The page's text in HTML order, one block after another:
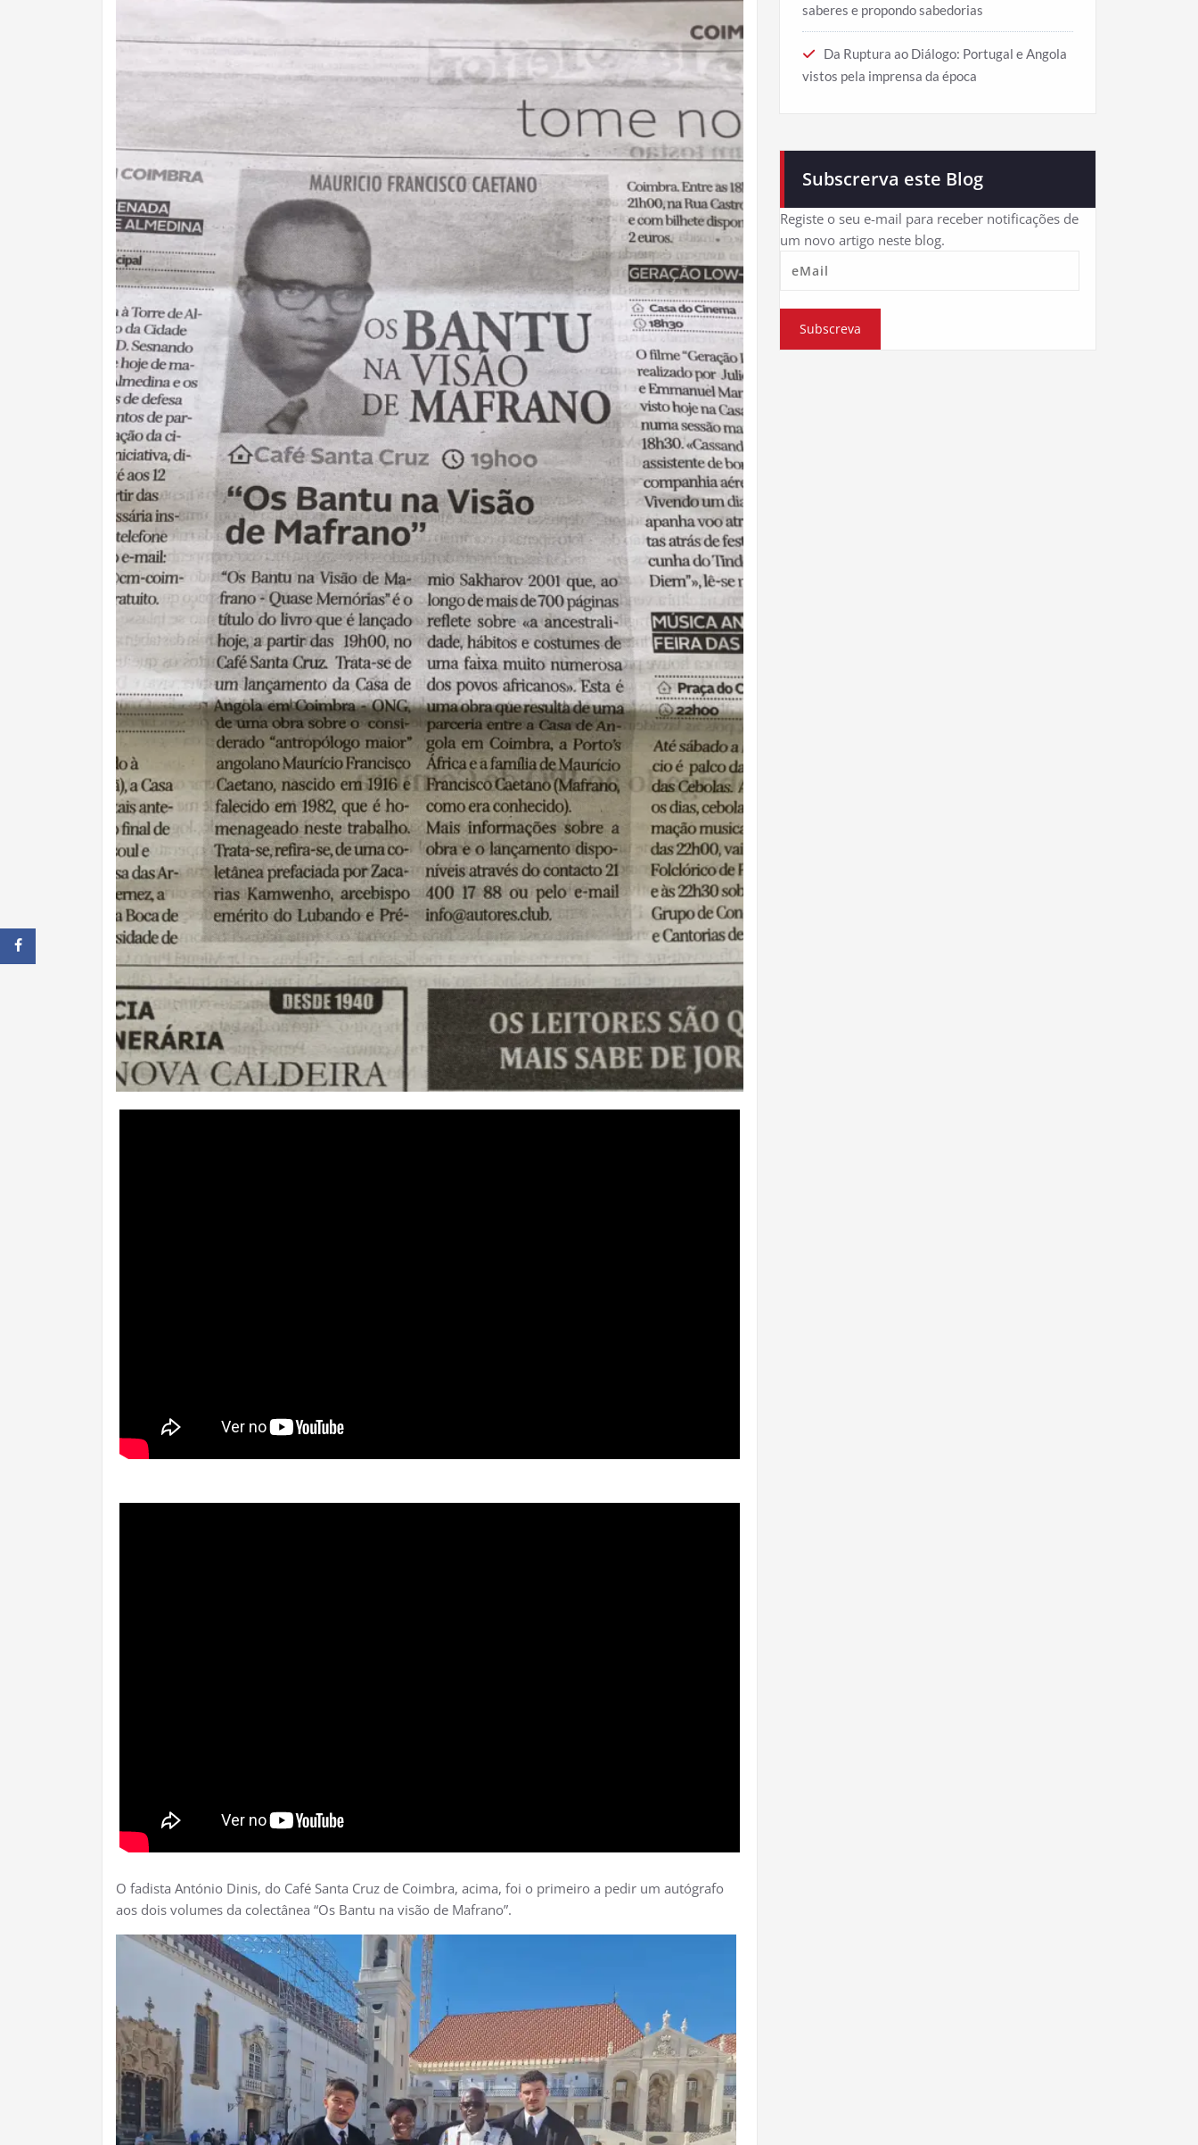
O fadista António Dinis, do Café Santa Cruz de Coimbra, acima, foi o primeiro a pedir um autógrafo
aos dois volumes da colectânea “Os Bantu na visão de Mafrano”.
saberes e propondo sabedorias
Da Ruptura ao Diálogo: Portugal e Angola
vistos pela imprensa da época
Subscrerva este Blog
Registe o seu e-mail para receber notificações de
um novo artigo neste blog.
Subscreva